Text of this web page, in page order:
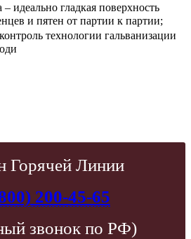
– идеально гладкая поверхность
и пятен от партии к партии;
технологии гальванизации
Горячей Линии
200-45-65
звонок по РФ)